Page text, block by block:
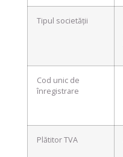
Tipul societății
Cod unic de
înregistrare
Plătitor TVA